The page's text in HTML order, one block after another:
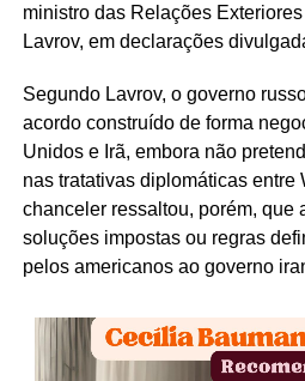
ministro das Relações
Lavrov, em declarações
Segundo Lavrov, o governo
acordo construído de forma
Unidos e Irã, embora não
nas tratativas diplomáticas entre
chanceler ressaltou, porém, que
soluções impostas ou regras
pelos americanos ao governo